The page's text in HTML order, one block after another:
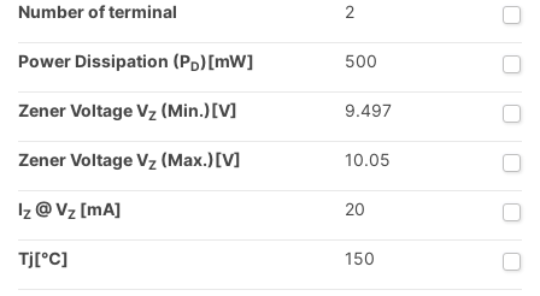
Number of terminal 2
Power Dissipation (PD)[mW] 500
Zener Voltage VZ (Min.)[V] 9.497
Zener Voltage VZ (Max.)[V] 10.05
IZ @ VZ [mA] 20
Tj[℃] 150